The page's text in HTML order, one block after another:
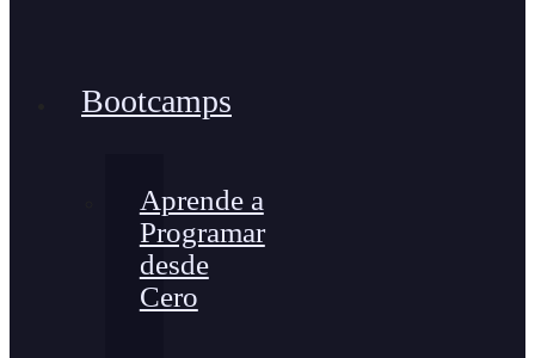
Bootcamps
Aprende a
Programar
desde
Cero